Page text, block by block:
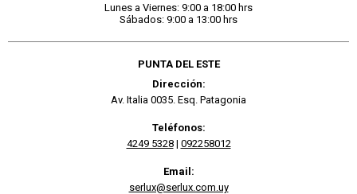
Lunes a Viernes: 9:00 a 18:00 hrs
Sábados: 9:00 a 13:00 hrs
PUNTA DEL ESTE
Dirección:
Av. Italia 0035. Esq. Patagonia
Teléfonos:
4249 5328| 092258012
Email:
serlux@serlux.com.uy